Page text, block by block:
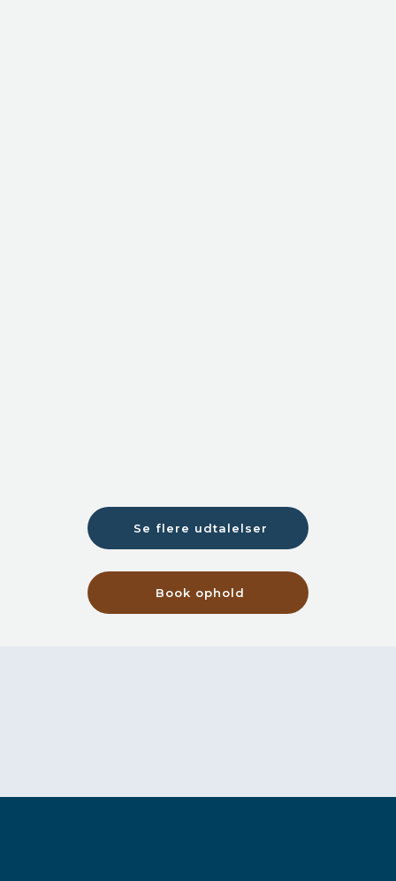
Se flere udtalelser​
Book ophold